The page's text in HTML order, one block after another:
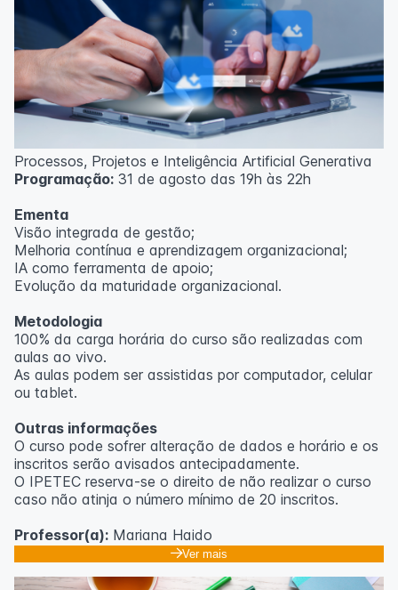
Processos, Projetos e Inteligência Artificial Generativa
Programação: 31 de agosto das 19h às 22h
Ementa
Visão integrada de gestão;
Melhoria contínua e aprendizagem organizacional;
IA como ferramenta de apoio;
Evolução da maturidade organizacional.
Metodologia
100% da carga horária do curso são realizadas com
aulas ao vivo.
As aulas podem ser assistidas por computador, celular
ou tablet.
Outras informações
O curso pode sofrer alteração de dados e horário e os
inscritos serão avisados ​​antecipadamente.
O IPETEC reserva-se o direito de não realizar o curso
caso não atinja o número mínimo de 20 inscritos.
Professor(a): Mariana Haido
Ver mais